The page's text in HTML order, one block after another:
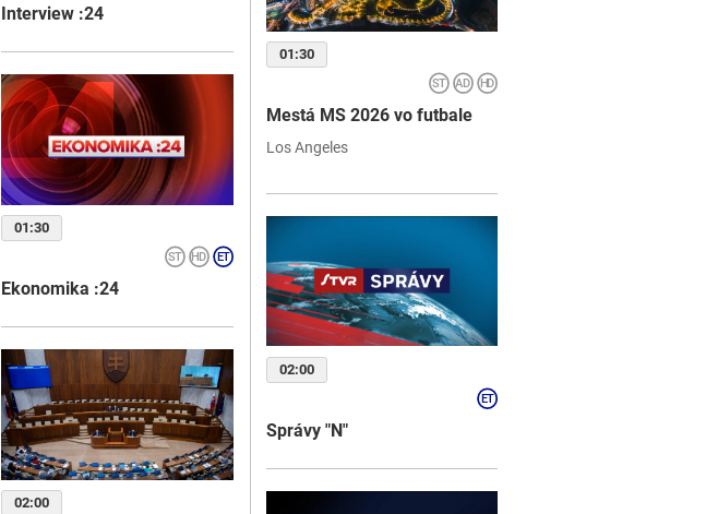
Interview :24
01:30
Ekonomika :24
02:00
01:30
Mestá MS 2026 vo futbale
Los Angeles
02:00
Správy "N"